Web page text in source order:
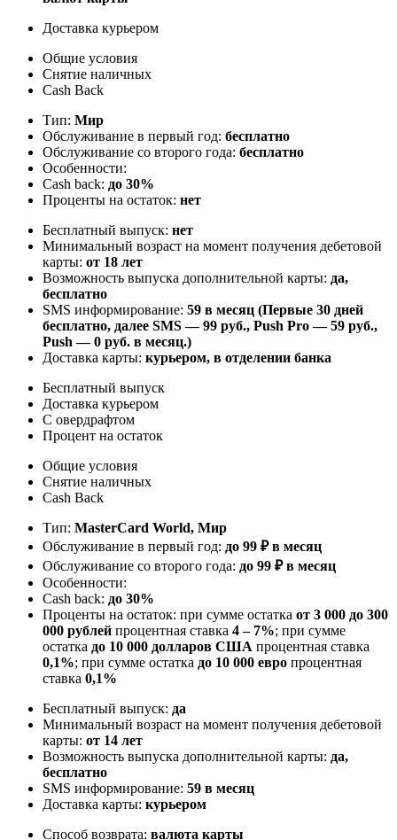
Доставка курьером
Общие условия
Снятие наличных
Cash Back
Тип: Мир
Обслуживание в первый год: бесплатно
Обслуживание со второго года: бесплатно
Особенности:
Cash back: до 30%
Проценты на остаток: нет
Бесплатный выпуск: нет
Минимальный возраст на момент получения дебетовой
карты: от 18 лет
Возможность выпуска дополнительной карты: да,
бесплатно
SMS информирование: 59 в месяц (Первые 30 дней
бесплатно, далее SMS — 99 руб., Push Pro — 59 руб.,
Push — 0 руб. в месяц.)
Доставка карты: курьером, в отделении банка
Бесплатный выпуск
Доставка курьером
С овердрафтом
Процент на остаток
Общие условия
Снятие наличных
Cash Back
Тип: MasterСard World, Мир
Обслуживание в первый год: до 99 ₽ в месяц
Обслуживание со второго года: до 99 ₽ в месяц
Особенности:
Cash back: до 30%
Проценты на остаток: при сумме остатка от 3 000 до 300
000 рублей процентная ставка 4 – 7%; при сумме
остатка до 10 000 долларов США процентная ставка
0,1%; при сумме остатка до 10 000 евро процентная
ставка 0,1%
Бесплатный выпуск: да
Минимальный возраст на момент получения дебетовой
карты: от 14 лет
Возможность выпуска дополнительной карты: да,
бесплатно
SMS информирование: 59 в месяц
Доставка карты: курьером
Способ возврата: валюта карты